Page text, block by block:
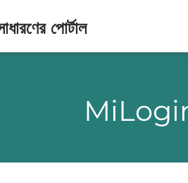
পোর্টাল
MiLogin